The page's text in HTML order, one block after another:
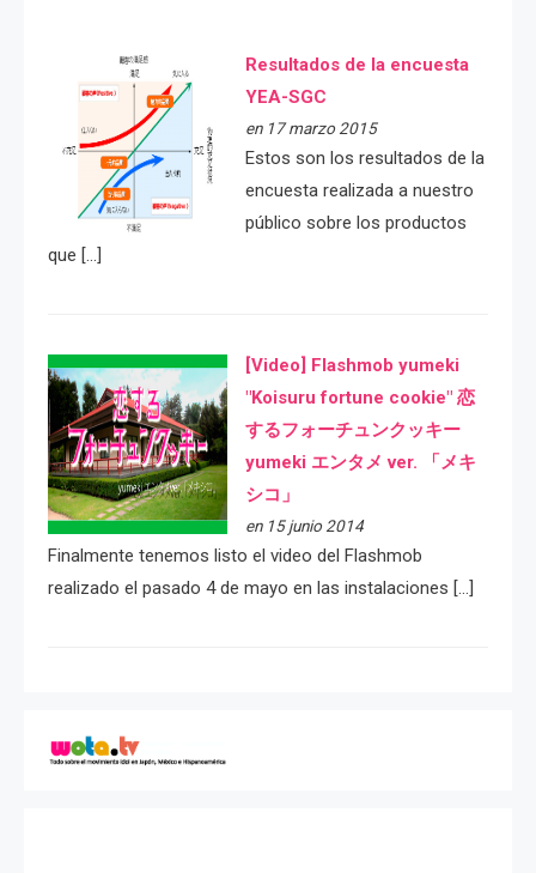
Resultados de la encuesta
YEA-SGC
en 17 marzo 2015
Estos son los resultados de la
encuesta realizada a nuestro
público sobre los productos
que […]
[Video] Flashmob yumeki
"Koisuru fortune cookie" 恋
するフォーチュンクッキー
yumeki エンタメ ver. 「メキ
シコ」
en 15 junio 2014
Finalmente tenemos listo el video del Flashmob
realizado el pasado 4 de mayo en las instalaciones […]